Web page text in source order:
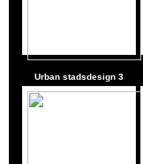
Urban stadsdesign 3